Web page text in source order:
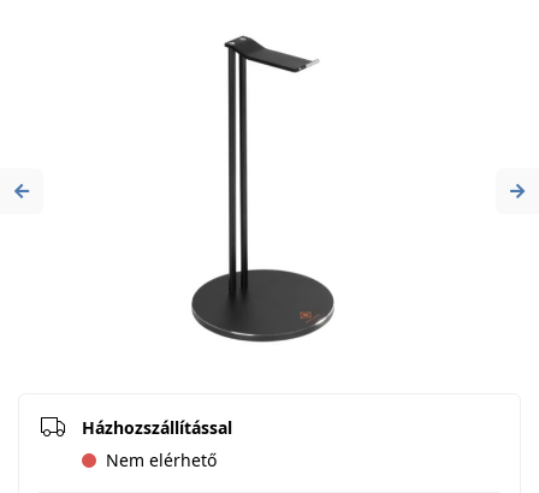
Previous
Házhozszállítással
Nem elérhető